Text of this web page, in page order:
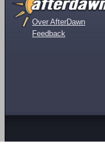
Over AfterDawn
Feedback